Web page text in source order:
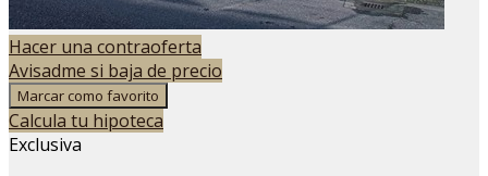
Hacer una contraoferta
Avisadme si baja de precio
Marcar como favorito
Calcula tu hipoteca
Exclusiva